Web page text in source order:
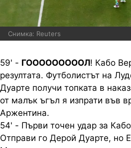
Снимка: Reuters
59' - ГОООООООООЛ! Кабо
резултата. Футболистът на
Дуарте получи топката в
от малък ъгъл я изпрати във
Аржентина.
54' - Първи точен удар за
Отправи го Дерой Дуарте, но